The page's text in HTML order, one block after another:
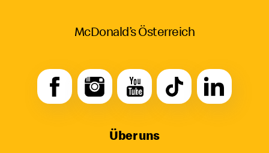
McDonald’s Österreich
Über uns